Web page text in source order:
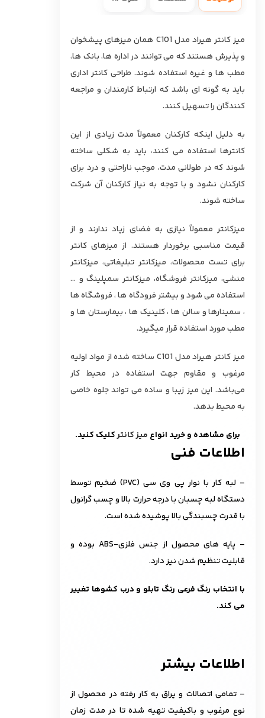
میز کانتر هیراد مدل C101 همان میزهای پیشخوان
و پذیرش هستند که می توانند در اداره ها، بانک ها،
مطب ها و غیره استفاده شوند. طراحی کانتر اداری
باید به گونه ای باشد که ارتباط کارمندان و مراجعه
کنندگان را تسهیل کنند.
به دلیل اینکه کارکنان معمولاً مدت زیادی از این
کانترها استفاده می کنند، باید به شکلی ساخته
شوند که در طولانی مدت، موجب ناراحتی و درد برای
کارکنان نشود و با توجه به نیاز کارکنان آن شرکت
ساخته شوند.
میزکانتر معمولاً نیازی به فضای زیاد ندارند و از
قیمت مناسبی برخوردار هستند. از میزهای کانتر
برای تست محصولات، میزکانتر تبلیغاتی، میزکانتر
منشی، میزکانتر فروشگاه، میزکانتر سمپلینگ و …
استفاده می شود و بیشتر فرودگاه ها ، فروشگاه ها
، سمینارها و سالن ها ، کلینیک ها ، بیمارستان ها و
مطب مورد استفاده قرار میگیرد.
میز کانتر هیراد مدل C101 ساخته شده از مواد اولیه
مرغوب و مقاوم جهت استفاده در محیط کار
می‌باشد. این میز زیبا و ساده می تواند جلوه خاصی
به محیط بدهد.
برای مشاهده و خرید انواع میز کانترکلیک کنید.
اطلاعات فنی
– لبه کار با نوار پی وی سی (PVC) ضخیم توسط
دستگاه لبه چسبان با درجه حرارت بالا و چسب گرانول
با قدرت چسبندگی بالا پوشیده شده است.
– پایه های محصول از جنس فلزی-ABS بوده و
قابلیت تنظیم شدن نیز دارد.
با انتخاب رنگ فرعی رنگ تابلو و درب کشوها تغییر
می کند.
اطلاعات بیشتر
– تمامی اتصالات و یراق به کار رفته در محصول از
نوع مرغوب و باکیفیت تهیه شده تا در مدت زمان